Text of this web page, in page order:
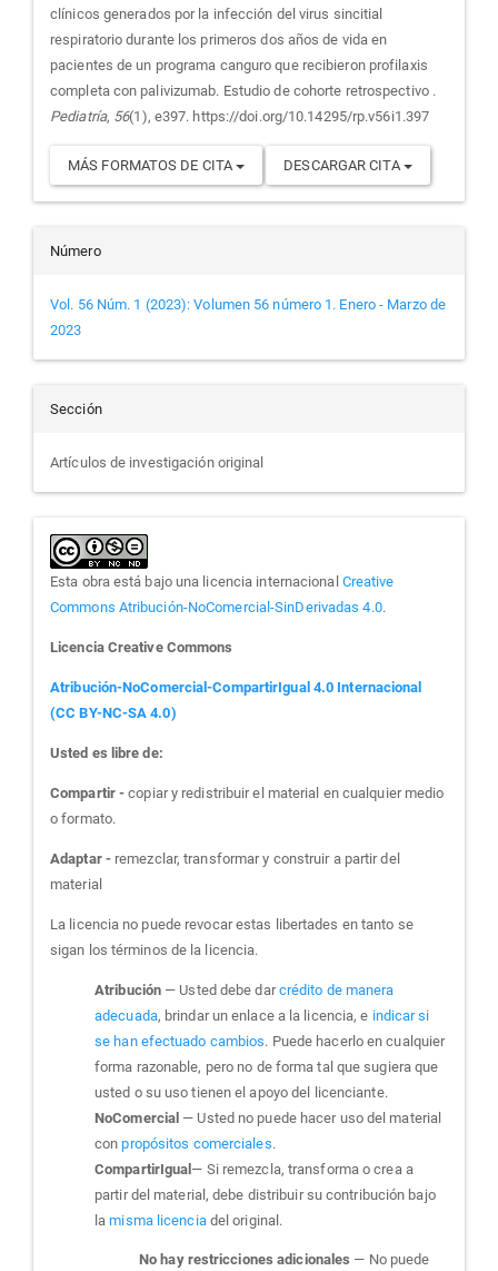
artículo
clínicos generados por la infección del virus sincitial
respiratorio durante los primeros dos años de vida en
pacientes de un programa canguro que recibieron profilaxis
completa con palivizumab. Estudio de cohorte retrospectivo .
Pediatría, 56(1), e397. https://doi.org/10.14295/rp.v56i1.397
MÁS FORMATOS DE CITA DESCARGAR CITA
Número
Vol. 56 Núm. 1 (2023): Volumen 56 número 1. Enero - Marzo de
2023
Sección
Artículos de investigación original
Esta obra está bajo una licencia internacional Creative
Commons Atribución-NoComercial-SinDerivadas 4.0.
Licencia Creative Commons
Atribución-NoComercial-CompartirIgual 4.0 Internacional
(CC BY-NC-SA 4.0)
Usted es libre de:
Compartir -copiar y redistribuir el material en cualquier medio
o formato.
Adaptar -remezclar, transformar y construir a partir del
material
La licencia no puede revocar estas libertades en tanto se
sigan los términos de la licencia.
Atribución — Usted debe darcrédito de manera
adecuada, brindar un enlace a la licencia, e indicar si
se han efectuado cambios. Puede hacerlo en cualquier
forma razonable, pero no de forma tal que sugiera que
usted o su uso tienen el apoyo del licenciante.
NoComercial — Usted no puede hacer uso del material
conpropósitos comerciales.
CompartirIgual — Si remezcla, transforma o crea a
partir del material, debe distribuir su contribución bajo
lamisma licenciadel original.
No hay restricciones adicionales — No puede